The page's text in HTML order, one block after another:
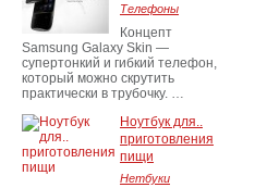
Телефоны
Концепт
Samsung Galaxy Skin —
супертонкий и гибкий телефон,
который можно скрутить
практически в трубочку. …
Ноутбук для..
приготовления
пищи
Нетбуки